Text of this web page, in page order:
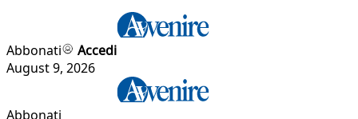
Abbonati
Accedi
August 9, 2026
Abbonati